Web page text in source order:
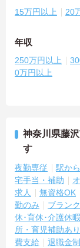
15万円以上 20
年収
250万円以上
0万円以上
神奈川県藤
す
夜勤専従 駅か
宅手当・補助
求人
無資格OK
勤のみ
ブラン
休･育休･介護休
所・育児補助あり
費支給
退職金